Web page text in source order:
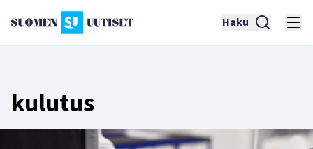
Haku
kulutus